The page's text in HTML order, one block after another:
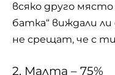
всяко друго
батка“ виждали ли
не срещат, че с
2. Малта – 75%